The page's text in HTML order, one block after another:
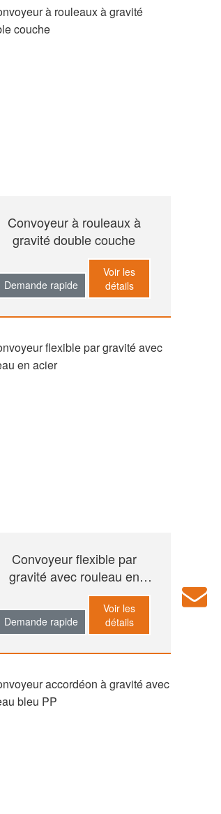
Convoyeur à rouleaux à
gravité double couche
Demande rapide
Voir les
détails
Convoyeur flexible par
gravité avec rouleau en
Demande rapide
Voir les
détails